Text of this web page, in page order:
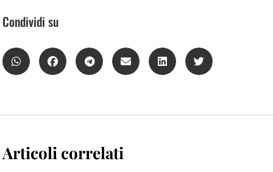
Condividi su
Articoli correlati